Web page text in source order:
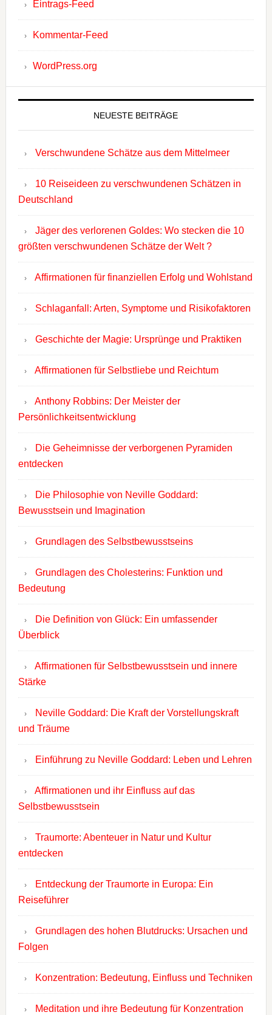
Eintrags-Feed
Kommentar-Feed
WordPress.org
NEUESTE BEITRÄGE
Verschwundene Schätze aus dem Mittelmeer
10 Reiseideen zu verschwundenen Schätzen in
Deutschland
Jäger des verlorenen Goldes: Wo stecken die 10
größten verschwundenen Schätze der Welt ?
Affirmationen für finanziellen Erfolg und Wohlstand
Schlaganfall: Arten, Symptome und Risikofaktoren
Geschichte der Magie: Ursprünge und Praktiken
Affirmationen für Selbstliebe und Reichtum
Anthony Robbins: Der Meister der
Persönlichkeitsentwicklung
Die Geheimnisse der verborgenen Pyramiden
entdecken
Die Philosophie von Neville Goddard:
Bewusstsein und Imagination
Grundlagen des Selbstbewusstseins
Grundlagen des Cholesterins: Funktion und
Bedeutung
Die Definition von Glück: Ein umfassender
Überblick
Affirmationen für Selbstbewusstsein und innere
Stärke
Neville Goddard: Die Kraft der Vorstellungskraft
und Träume
Einführung zu Neville Goddard: Leben und Lehren
Affirmationen und ihr Einfluss auf das
Selbstbewusstsein
Traumorte: Abenteuer in Natur und Kultur
entdecken
Entdeckung der Traumorte in Europa: Ein
Reiseführer
Grundlagen des hohen Blutdrucks: Ursachen und
Folgen
Konzentration: Bedeutung, Einfluss und Techniken
Meditation und ihre Bedeutung für Konzentration